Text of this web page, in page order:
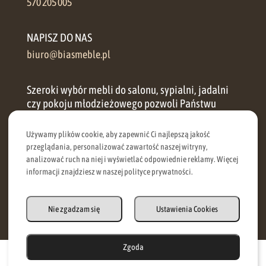
570 205 005
NAPISZ DO NAS
biuro@biasmeble.pl
Szeroki wybór mebli do salonu, sypialni, jadalni
czy pokoju młodzieżowego pozwoli Państwu
Oferujemy zarówno meble klasyczne, jak i meble
nowoczesne, dzięki czemu nawet najbardziej
wymagający klient znajdzie u nas coś dla siebie.
REGULAMIN DOSTAWA|ZWROTY I
REKLAMACJE|POLITYKA PRYWATNOŚCI
Używamy plików cookie, aby zapewnić Ci najlepszą jakość
przeglądania, personalizować zawartość naszej witryny,
analizować ruch na niej i wyświetlać odpowiednie reklamy. Więcej
informacji znajdziesz w naszej polityce prywatności.
Zgoda
Ustawienia Cookies
Nie zgadzam się